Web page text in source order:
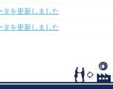
タを更新しました
タを更新しました